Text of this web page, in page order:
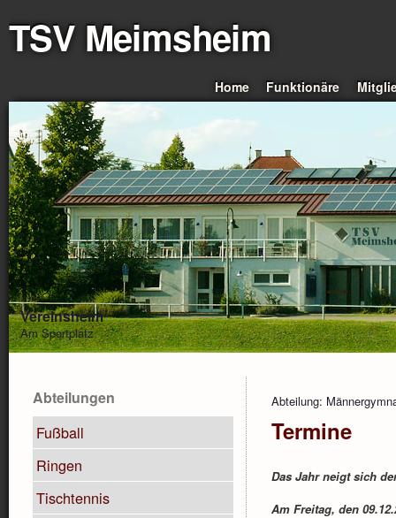
TSV Meimsheim
Home Funktionäre
Vereinsheim
Am Sportplatz
Abteilungen
Fußball
Ringen
Tischtennis
Abteilung:
Termine
Das Jahr neigt sich
Am Freitag, den